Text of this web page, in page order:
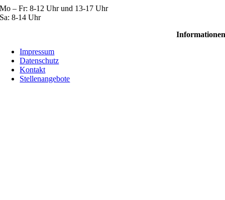
Mo – Fr: 8-12 Uhr und 13-17 Uhr
Sa: 8-14 Uhr
Informationen
Impressum
Datenschutz
Kontakt
Stellenangebote